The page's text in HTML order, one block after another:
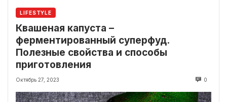
LIFESTYLE
Квашеная капуста –
ферментированный суперфуд.
Полезные свойства и способы
приготовления
Октябрь 27, 2023 0